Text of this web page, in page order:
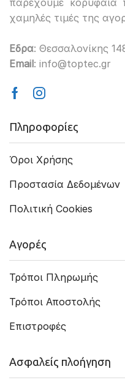
παρέχουμε κορυφαία
χαμηλές τιμές της
Εδρα: Θεσσαλονίκης
Email: info@toptec.gr
FacebookInstagram
Πληροφορίες
Όροι Χρήσης
Προστασία Δεδομένων
Πολιτική Cookies
Αγορές
Τρόποι Πληρωμής
Τρόποι Αποστολής
Επιστροφές
Ασφαλείς πλοήγηση